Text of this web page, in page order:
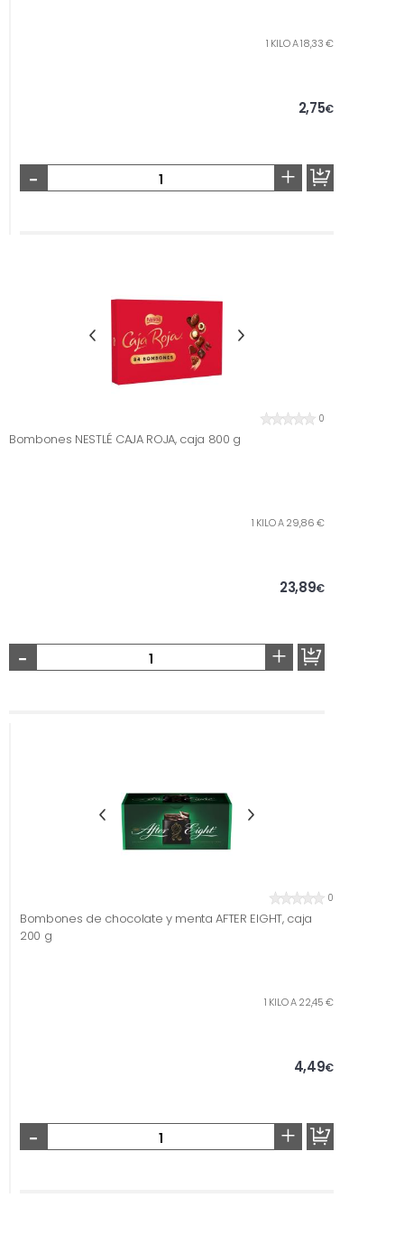
1 KILO A 18,33 €
2,75€
- +
0
Bombones NESTLÉ CAJA ROJA, caja 800 g
1 KILO A 29,86 €
23,89€
- +
0
Bombones de chocolate y menta AFTER EIGHT, caja
200 g
1 KILO A 22,45 €
4,49€
- +